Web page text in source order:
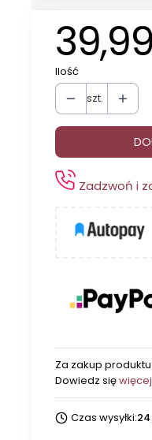
Ilość
szt.
Zadzwoń i
Za zakup
Dowiedz się
Czas wysyłki: